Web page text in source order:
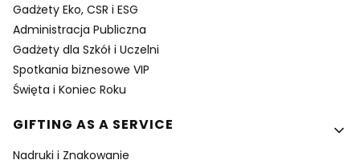
Gadżety Eko, CSR i ESG
Administracja Publiczna
Gadżety dla Szkół i Uczelni
Spotkania biznesowe VIP
Święta i Koniec Roku
GIFTING AS A SERVICE
Nadruki i Znakowanie